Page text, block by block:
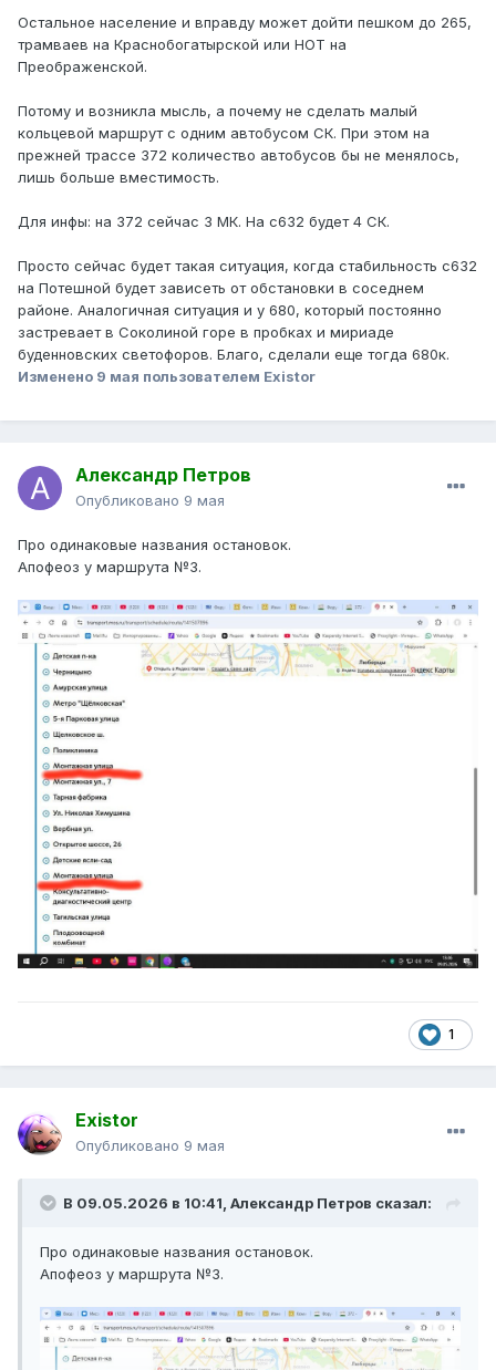
Остальное население и вправду может дойти пешком до 265,
трамваев на Краснобогатырской или НОТ на
Преображенской.
Потому и возникла мысль, а почему не сделать малый
кольцевой маршрут с одним автобусом СК. При этом на
прежней трассе 372 количество автобусов бы не менялось,
лишь больше вместимость.
Для инфы: на 372 сейчас 3 МК. На с632 будет 4 СК.
Просто сейчас будет такая ситуация, когда стабильность с632
на Потешной будет зависеть от обстановки в соседнем
районе. Аналогичная ситуация и у 680, который постоянно
застревает в Соколиной горе в пробках и мириаде
буденновских светофоров. Благо, сделали еще тогда 680к.
Изменено 9 мая пользователем Existor
Александр Петров
Опубликовано 9 мая
Про одинаковые названия остановок.
Апофеоз у маршрута №3.
1
Existor
Опубликовано 9 мая
В 09.05.2026 в 10:41, Александр Петров сказал:
Про одинаковые названия остановок.
Апофеоз у маршрута №3.